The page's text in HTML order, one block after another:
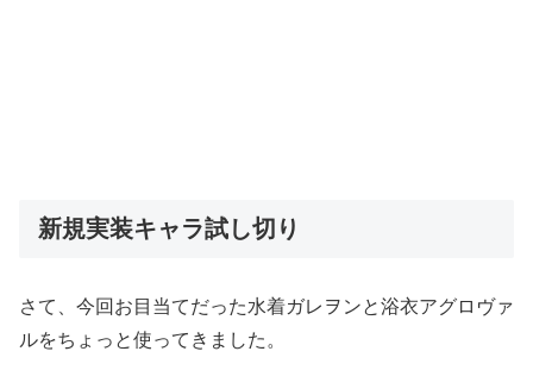
新規実装キャラ試し切り
さて、今回お目当てだった水着ガレヲンと浴衣アグロヴァ
ルをちょっと使ってきました。